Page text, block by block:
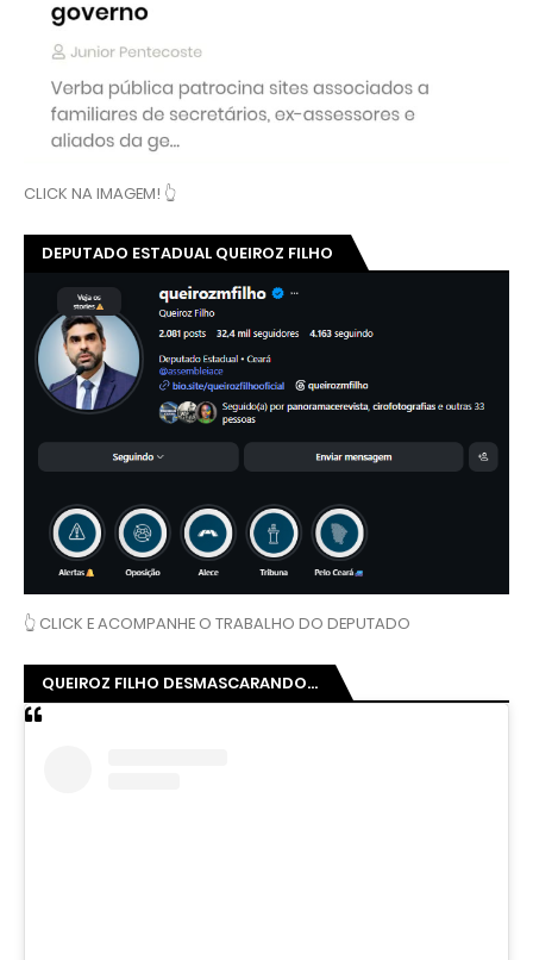
CLICK NA IMAGEM! 👆
DEPUTADO ESTADUAL QUEIROZ FILHO
👆 CLICK E ACOMPANHE O TRABALHO DO DEPUTADO
QUEIROZ FILHO DESMASCARANDO...